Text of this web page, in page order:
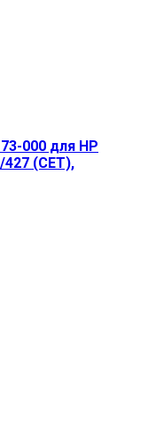
000 для HP
(CET),